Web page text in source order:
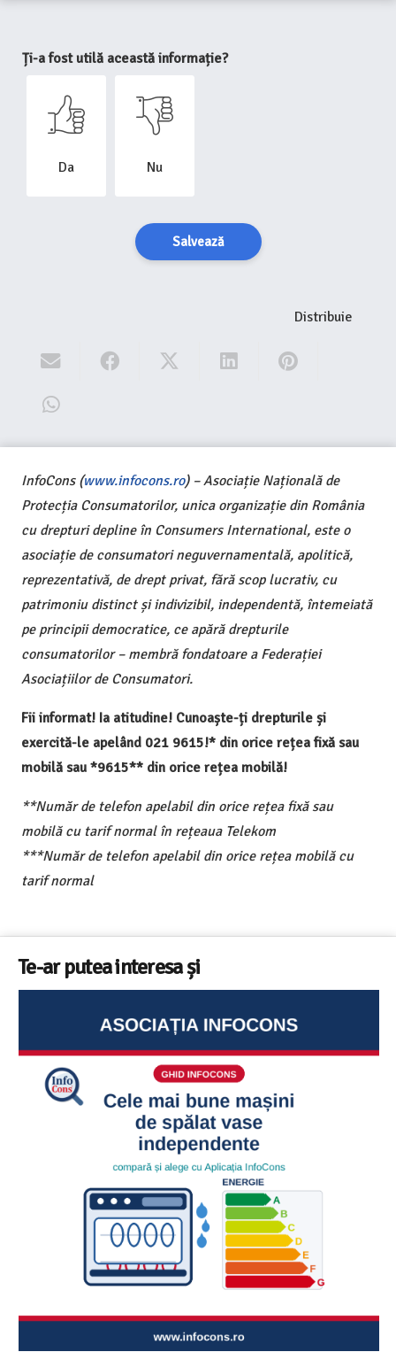
Ți-a fost utilă această informație?
Da Nu
Salvează
Distribuie
InfoCons (www.infocons.ro) – Asociație Națională de
Protecția Consumatorilor, unica organizație din România
cu drepturi depline în Consumers International, este o
asociație de consumatori neguvernamentală, apolitică,
reprezentativă, de drept privat, fără scop lucrativ, cu
patrimoniu distinct și indivizibil, independentă, întemeiată
pe principii democratice, ce apără drepturile
consumatorilor – membră fondatoare a Federației
Asociațiilor de Consumatori.
Fii informat! Ia atitudine! Cunoaște-ți drepturile și
exercită-le apelând 021 9615!* din orice rețea fixă sau
mobilă sau *9615** din orice rețea mobilă!
**Număr de telefon apelabil din orice rețea fixă sau
mobilă cu tarif normal în rețeaua Telekom
***Număr de telefon apelabil din orice rețea mobilă cu
tarif normal
Te-ar putea interesa și